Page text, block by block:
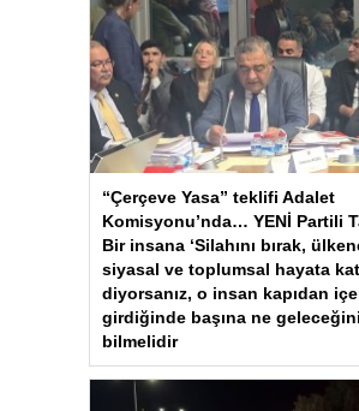
“Çerçeve Yasa” teklifi Adalet
Komisyonu’nda… YENİ Partili
Bir insana ‘Silahını bırak,
siyasal ve toplumsal hayata
diyorsanız, o insan kapıdan
girdiğinde başına ne geleceğini
bilmelidir